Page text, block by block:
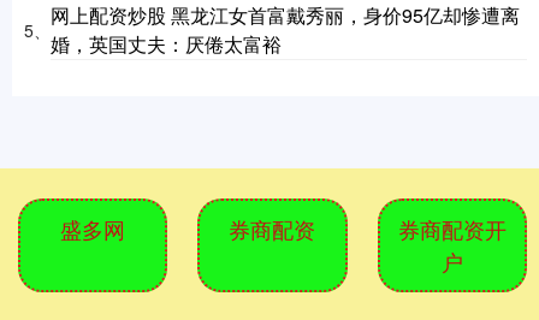
5、
网上配资炒股 黑龙江女首富戴秀丽，身价95亿却惨遭离
婚，英国丈夫：厌倦太富裕
盛多网 券商配资
券商配资开
户